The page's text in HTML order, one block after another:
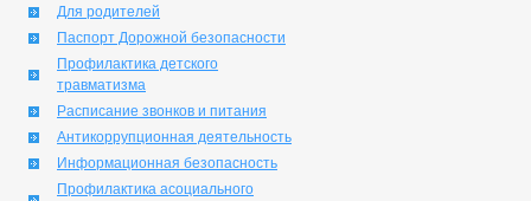
Для родителей
Паспорт Дорожной безопасности
Профилактика детского
травматизма
Расписание звонков и питания
Антикоррупционная деятельность
Информационная безопасность
Профилактика асоциального